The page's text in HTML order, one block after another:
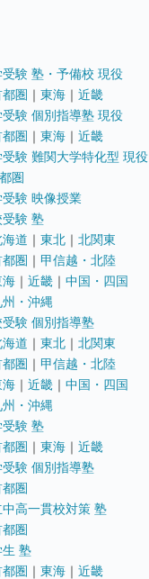
受験 塾・予備校 現役
圏 ｜ 東海 ｜ 近畿
受験 個別指導塾 現役
圏 ｜ 東海 ｜ 近畿
受験 難関大学特化型 現役
圏
受験 映像授業
受験 塾
海道 ｜ 東北 ｜ 北関東
圏 ｜ 甲信越・北陸
海 ｜ 近畿 ｜ 中国・四国
州・沖縄
受験 個別指導塾
海道 ｜ 東北 ｜ 北関東
圏 ｜ 甲信越・北陸
海 ｜ 近畿 ｜ 中国・四国
州・沖縄
受験 塾
圏 ｜ 東海 ｜ 近畿
受験 個別指導塾
圏
中高一貫校対策 塾
圏
生 塾
圏 ｜ 東海 ｜ 近畿